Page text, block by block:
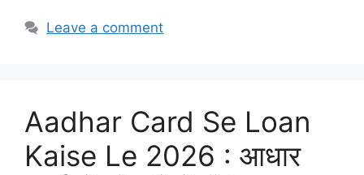
Leave a comment
Aadhar Card Se Loan
Kaise Le 2026 : आधार